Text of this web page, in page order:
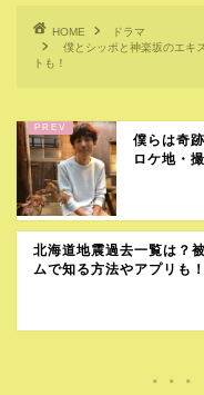
HOME
ドラマ
僕とシッポと神楽坂のエキ
トも！
僕らは奇
ロケ地・
北海道地震過去一覧は？
ムで知る方法やアプリも！